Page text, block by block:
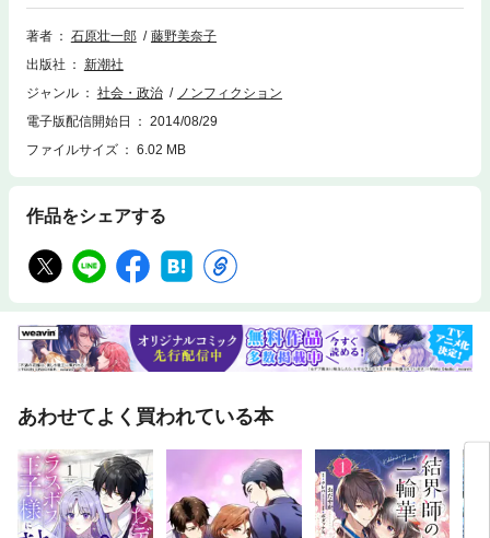
い使い方、付いてます。（漫画・藤野美奈子）
著者
石原壮一郎
藤野美奈子
出版社
新潮社
ジャンル
社会・政治
ノンフィクション
電子版配信開始日
2014/08/29
ファイルサイズ
6.02 MB
作品をシェアする
あわせてよく買われている本